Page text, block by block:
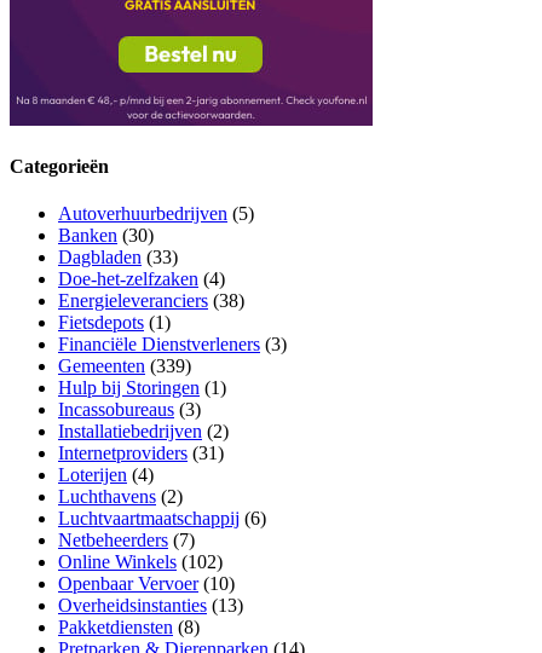
Categorieën
Autoverhuurbedrijven (5)
Banken (30)
Dagbladen (33)
Doe-het-zelfzaken (4)
Energieleveranciers (38)
Fietsdepots (1)
Financiële Dienstverleners (3)
Gemeenten (339)
Hulp bij Storingen (1)
Incassobureaus (3)
Installatiebedrijven (2)
Internetproviders (31)
Loterijen (4)
Luchthavens (2)
Luchtvaartmaatschappij (6)
Netbeheerders (7)
Online Winkels (102)
Openbaar Vervoer(10)
Overheidsinstanties (13)
Pakketdiensten (8)
Pretparken & Dierenparken (14)